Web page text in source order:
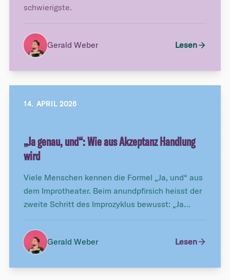
schwierigste.
Gerald Weber Lesen
14. APRIL 2026
„Ja genau, und“: Wie aus Akzeptanz Handlung
wird
Viele Menschen kennen die Formel „Ja, und“ aus
dem Improtheater. Beim anundpfirsich heisst der
zweite Schritt des Improzyklus bewusst: „Ja
Gerald Weber Lesen